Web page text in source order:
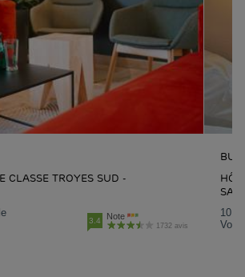
CLASSE TROYES SUD -
3.4 Note
1732 avis
10
Voir